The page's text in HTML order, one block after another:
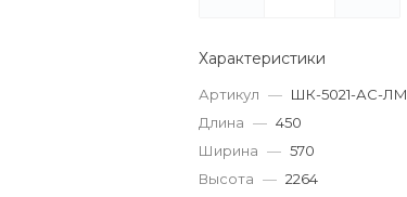
Характеристики
Артикул — ШК-5021-АС-ЛМ
Длина — 450
Ширина — 570
Высота — 2264